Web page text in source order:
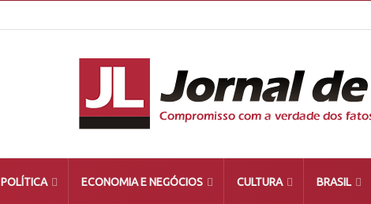
POLÍTICA ECONOMIA E NEGÓCIOS CULTURA BRASIL